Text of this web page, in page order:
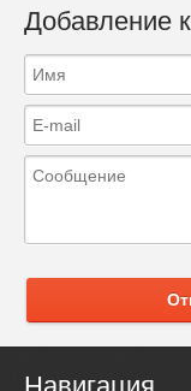
Добавление